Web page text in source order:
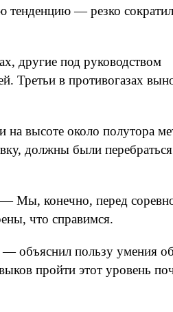
тенденцию — резко
другие под руководством
Третьи в противогазах
высоте около полутора
должны были
Мы, конечно, перед
что справимся.
— объяснил пользу умения
пройти этот уровень